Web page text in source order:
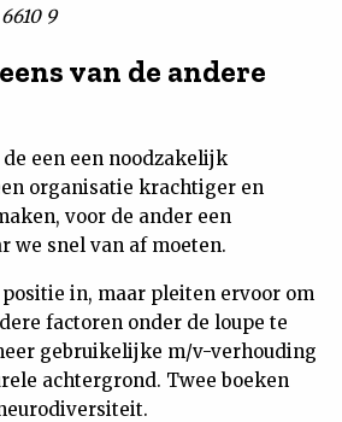
9
van de andere
een een noodzakelijk
organisatie krachtiger en
voor de ander een
we snel van af moeten.
positie in, maar pleiten ervoor om
factoren onder de loupe te
gebruikelijke m/v-verhouding
achtergrond. Twee boeken